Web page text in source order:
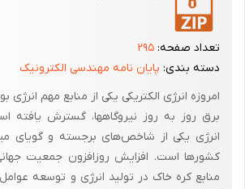
تعداد صفحه: ۲۹۵
دسته بندی: پایان نامه مهندسی الکترونیک
امروزه انرژی الکتریکی یکی از منابع مهم
برق روز به روز نیروگاهها، گسترش
انرژی یکی از شاخص‌های برجسته و گویای
کشورها است. افزایش روزافزون جمعیت
منابع کره خاک در تولید انرژی و توسعه